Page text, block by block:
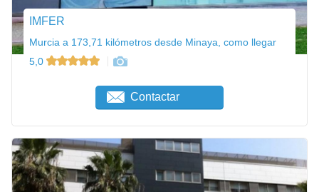
IMFER
Murcia a 173,71 kilómetros desde Minaya, como llegar
5,0
Contactar